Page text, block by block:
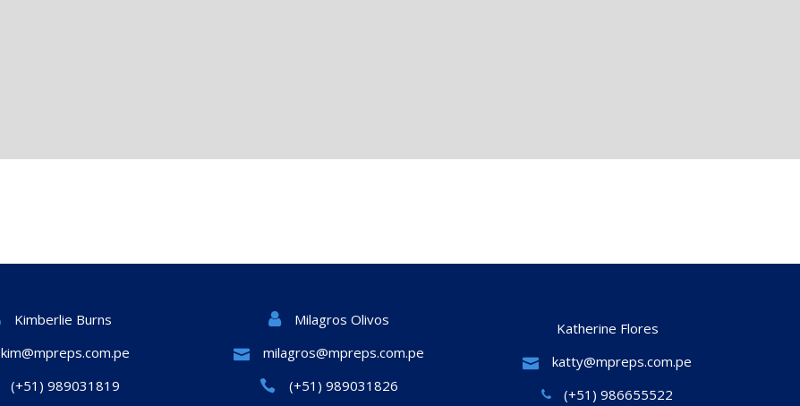
Kimberlie Burns
kim@mpreps.com.pe
(+51) 989031819
Milagros Olivos
milagros@mpreps.com.pe
(+51) 989031826
Katherine Flores
katty@mpreps.com.pe
(+51) 986655522